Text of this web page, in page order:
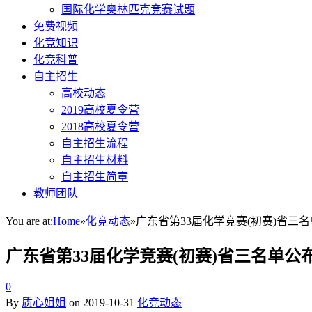
国际化学奥林匹克竞赛试题
免费视频
化竞知识
化竞科普
自主招生
高校动态
2019高校夏令营
2018高校夏令营
自主招生流程
自主招生材料
自主招生简章
教师团队
You are at:Home»化竞动态»广东省第33届化学竞赛(初赛)省三
广东省第33届化学竞赛(初赛)省三名单公
0
By 质心姐姐 on 2019-10-31 化竞动态